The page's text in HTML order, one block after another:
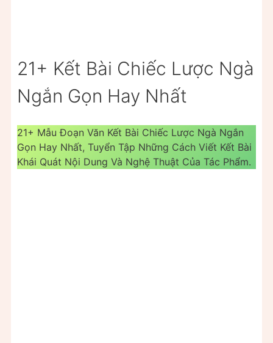
21+ Kết Bài Chiếc Lược Ngà
Ngắn Gọn Hay Nhất
21+ Mẫu Đoạn Văn Kết Bài Chiếc Lược Ngà Ngắn
Gọn Hay Nhất, Tuyển Tập Những Cách Viết Kết Bài
Khái Quát Nội Dung Và Nghệ Thuật Của Tác Phẩm.